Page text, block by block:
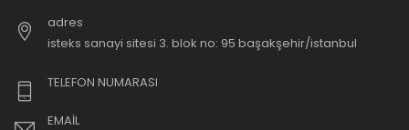
adres
i̇steks sanayi sitesi 3. blok no: 95 başakşehir/i̇stanbul
TELEFON NUMARASI
EMAIL